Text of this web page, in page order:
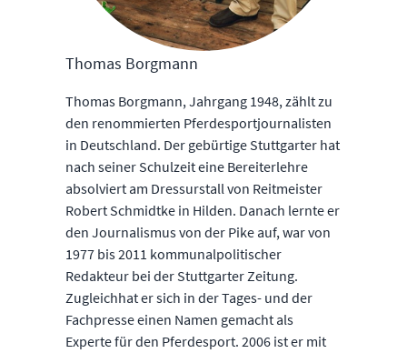
Thomas Borgmann
Thomas Borgmann, Jahrgang 1948, zählt zu
den renommierten Pferdesportjournalisten
in Deutschland. Der gebürtige Stuttgarter hat
nach seiner Schulzeit eine Bereiterlehre
absolviert am Dressurstall von Reitmeister
Robert Schmidtke in Hilden. Danach lernte er
den Journalismus von der Pike auf, war von
1977 bis 2011 kommunalpolitischer
Redakteur bei der Stuttgarter Zeitung.
Zugleichhat er sich in der Tages- und der
Fachpresse einen Namen gemacht als
Experte für den Pferdesport. 2006 ist er mit